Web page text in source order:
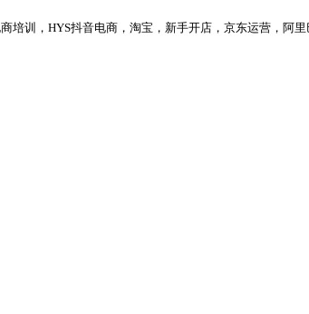
培训，HYS抖音电商，淘宝，新手开店，京东运营，